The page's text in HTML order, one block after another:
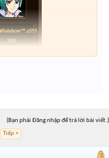
(Bạn phải Đăng nhập để trả lời bài viết.)
Tiếp >